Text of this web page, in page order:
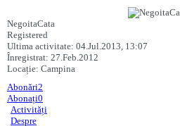
NegoitaCata
Registered
Ultima activitate: 04.Jul.2013, 13:07
Înregistrat: 27.Feb.2012
Locație: Campina
Abonări2
Abonați0
Activități
Despre